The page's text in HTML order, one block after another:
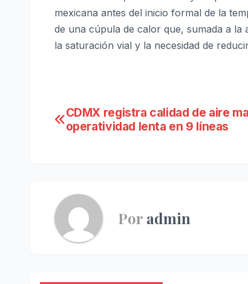
mexicana antes del inicio formal de la
de una cúpula de calor que, sumada a
la saturación vial y la necesidad de
Navegación
CDMX registra calidad de aire
operatividad lenta en 9 líneas
Por admin